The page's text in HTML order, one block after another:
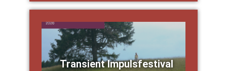
Tran­si­ent Impuls­fes­ti­val